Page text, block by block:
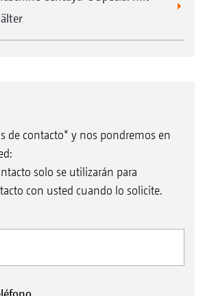
de contacto* y nos pondremos en
solo se utilizarán para
con usted cuando lo solicite.